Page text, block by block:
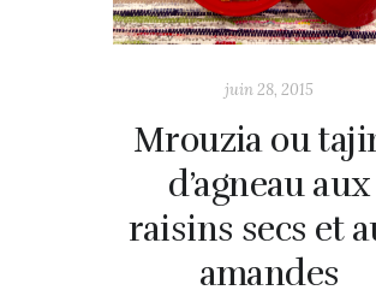
juin 28, 2015
Mrouzia ou
d’agneau aux
raisins secs et
amandes